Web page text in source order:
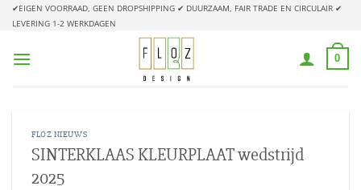
Ga
naar
✔EIGEN VOORRAAD, GEEN DROPSHIPPING ✔ DUURZAAM, FAIR TRADE EN CIRCULAIR ✔
LEVERING 1-2 WERKDAGEN
0
FLOZ NIEUWS
SINTERKLAAS KLEURPLAAT wedstrijd
2025